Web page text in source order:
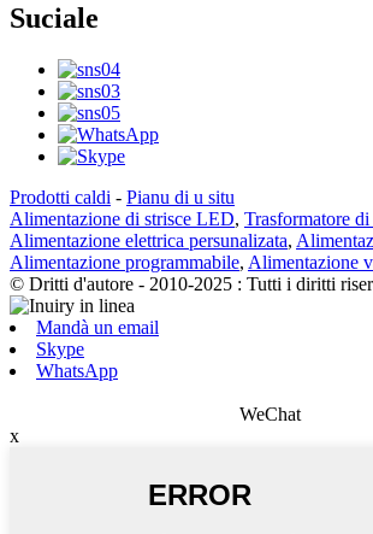
Suciale
Prodotti caldi - Pianu di u situ
Alimentazione di strisce LED, Trasformatore
Alimentazione elettrica persunalizata,
Alimentazione programmabile, Alimentazione
© Dritti d'autore - 2010-2025 : Tutti i diritti
Mandà un email
Skype
WhatsApp
WeChat
x